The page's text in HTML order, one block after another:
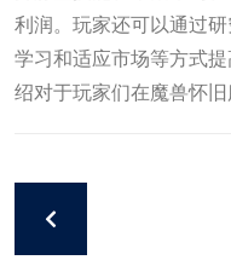
利润。玩家还可以通过
学习和适应市场等方式
绍对于玩家们在魔兽怀旧